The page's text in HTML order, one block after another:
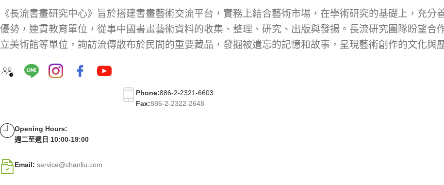
《長流書畫研究中心》旨於搭建書畫藝術交流平台，實務上結合藝術市場，在學術研究的基礎上，充分
優勢，連貫教育單位，從事中國書畫藝術資料的收集、整理、研究、出版與發揚。長流研究團隊盼望合
立美術館等單位，詢訪流傳散布於民間的重要藏品，發掘被遺忘的記憶和故事，呈現藝術創作的文化與
Phone:886-2-2321-6603
Fax:886-2-2322-2648
Opening Hours:
週二至週日 10:00-19:00
Email: service@chanliu.com